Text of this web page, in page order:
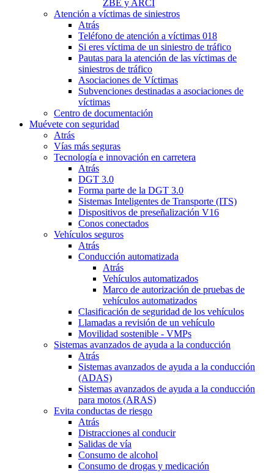
ZBE y ARCI
Atención a víctimas de siniestros
Atrás
Teléfono de atención a víctimas 018
Si eres víctima de un siniestro de tráfico
Pautas para la atención de las víctimas de
siniestros de tráfico
Asociaciones de Víctimas
Subvenciones destinadas a asociaciones de
víctimas
Centro de documentación
Muévete con seguridad
Atrás
Vías más seguras
Tecnología e innovación en carretera
Atrás
DGT 3.0
Forma parte de la DGT 3.0
Sistemas Inteligentes de Transporte (ITS)
Dispositivos de preseñalización V16
Conos conectados
Vehículos seguros
Atrás
Conducción automatizada
Atrás
Vehículos automatizados
Marco de autorización de pruebas de
vehículos automatizados
Clasificación de seguridad de los vehículos
Llamadas a revisión de un vehículo
Movilidad sostenible - VMPs
Sistemas avanzados de ayuda a la conducción
Atrás
Sistemas avanzados de ayuda a la conducción
(ADAS)
Sistemas avanzados de ayuda a la conducción
para motos (ARAS)
Evita conductas de riesgo
Atrás
Distracciones al conducir
Salidas de vía
Consumo de alcohol
Consumo de drogas y medicación